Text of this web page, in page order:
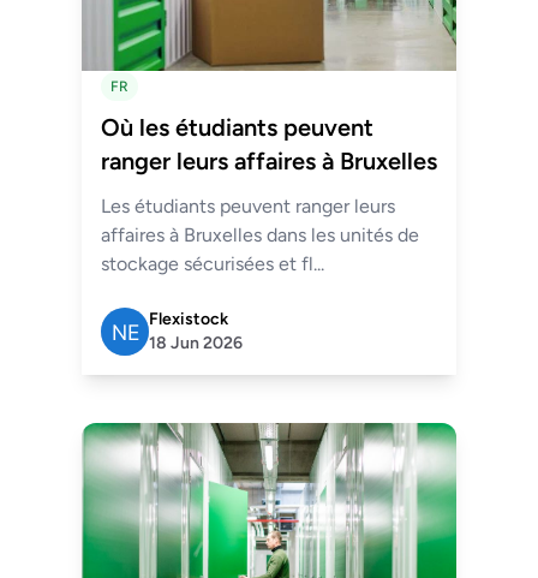
FR
Où les étudiants peuvent
ranger leurs affaires à Bruxelles
Les étudiants peuvent ranger leurs
affaires à Bruxelles dans les unités de
stockage sécurisées et fl...
Flexistock
18 Jun 2026